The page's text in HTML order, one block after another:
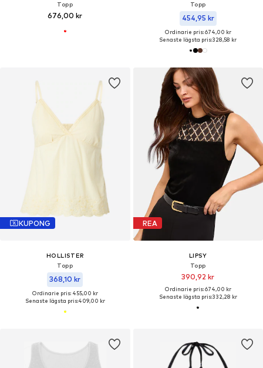
Topp
676,00 kr
Topp
454,95 kr
Ordinarie pris: 674,00 kr
Senaste lägsta pris:328,58 kr
KUPONG
HOLLISTER
Topp
368,10 kr
Ordinarie pris: 455,00 kr
Senaste lägsta pris:409,00 kr
REA
LIPSY
Topp
390,92 kr
Ordinarie pris: 674,00 kr
Senaste lägsta pris:332,28 kr